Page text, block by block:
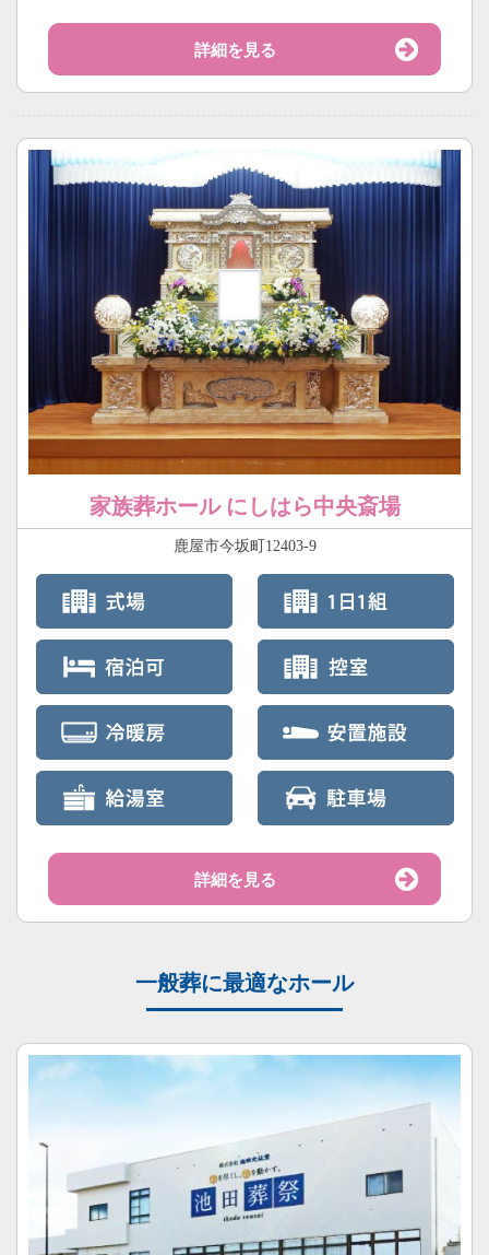
詳細を見る
家族葬ホール にしはら中央斎場
鹿屋市今坂町12403-9
詳細を見る
一般葬に最適なホール